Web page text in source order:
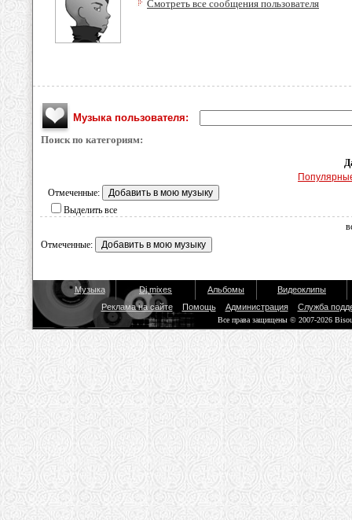
Смотреть все сообщения пользователя
Музыка пользователя:
Поиск по категориям:
Отмеченные:
Выделить все
Отмеченные:
Музыка Dj mixes Альбомы
Видеоклипы
Реклама на сайте
Помощь Администрация Служба
Все права защищены © 2007-2026